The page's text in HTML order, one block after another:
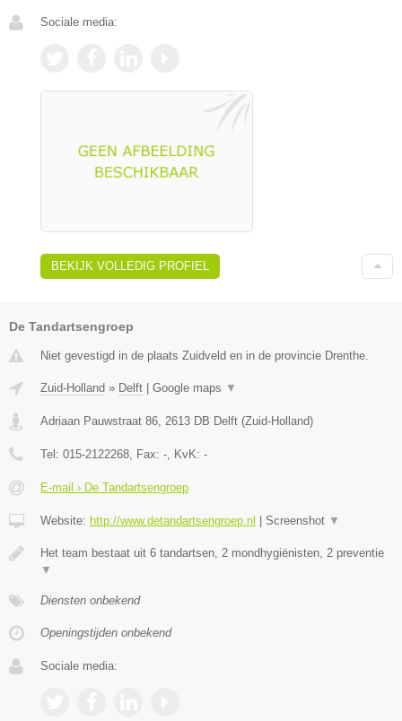
Sociale media:
BEKIJK VOLLEDIG PROFIEL
De Tandartsengroep
Niet gevestigd in de plaats Zuidveld en in de provincie Drenthe.
Zuid-Holland » Delft Google maps ▼
Adriaan Pauwstraat 86, 2613 DB Delft (Zuid-Holland)
Tel: 015-2122268, Fax: -, KvK: -
E-mail › De Tandartsengroep
Website: http://www.detandartsengroep.nl Screenshot ▼
Het team bestaat uit 6 tandartsen, 2 mondhygiënisten, 2 preventie
▼
Diensten onbekend
Openingstijden onbekend
Sociale media: